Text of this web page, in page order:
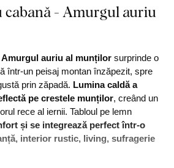
- Amurgul auriu
Amurgul auriu al munților surprinde o
într-un peisaj montan înzăpezit, spre
prin zăpadă. Lumina caldă a
pe crestele munților, creând un
rece al iernii. Tabloul pe lemn
și se integrează perfect într-o
interior rustic, living, sufragerie